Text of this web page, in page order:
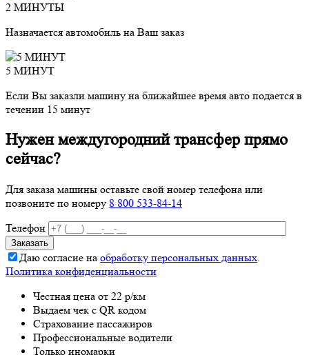
2 МИНУТЫ
Назначается автомобиль на Ваш заказ
5 МИНУТ
Если Вы заказли машину на ближайшее время авто подается в
течении 15 минут
Нужен междугородний трансфер прямо
сейчас?
Для заказа машины оставьте свой номер телефона или
позвоните по номеру 8 800 533-84-14
Телефон
Даю согласие на обработку персональных данных.
Политика конфиденциальности
Честная цена от 22 р/км
Выдаем чек с QR кодом
Страхование пассажиров
Профессиональные водители
Только иномарки